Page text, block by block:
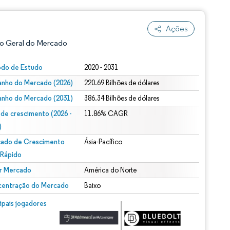
Ações
Geral do Mercado
de Estudo 2020 - 2031
do Mercado (2026) 220.69 Bilhões de dólares
do Mercado (2031) 386.34 Bilhões de dólares
de crescimento (2026 -
11.86% CAGR
de Crescimento
Ásia-Pacífico
Mercado América do Norte
do Mercado Baixo
jogadores
© Mordor Intelligence. O reuso requer atribuição conforme CC BY 4.0.
CC BY 4.0.